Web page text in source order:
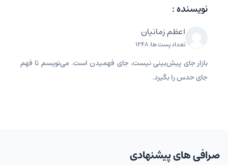
نویسنده :
اعظم زمانیان
تعداد پست ها: 1248
بازار جای پیش‌بینی نیست، جای فهمیدن است. می‌نویسم تا فهم
جای حدس را بگیرد.
صرافی های پیشنهادی